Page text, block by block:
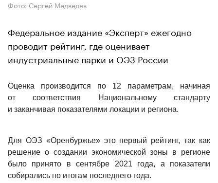
Фото: Сергей Медведев
Федеральное издание «Эксперт» ежегодно
проводит рейтинг, где оценивает
индустриальные парки и ОЭЗ России
Оценка производится по 12 параметрам, начиная
от соответствия Национальному стандарту
и заканчивая показателями локации и региона.
Для ОЭЗ «Оренбуржье» это первый рейтинг, так как
решение о создании экономической зоны в регионе
было принято в сентябре 2021 года, а показатели
собирались по итогам последнего года.